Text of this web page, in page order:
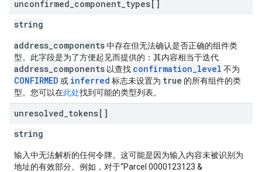
unconfirmed component types[]
string
address_components中存在但无法确认是否正确的组件类
型。此字段是为了方便起见而提供的：其内容相当于迭代
address_components 以查找 confirmation_level 不为
CONFIRMED 或 inferred 标志未设置为 true 的所有组件的类
型。您可以在此处找到可能的类型列表。
unresolved tokens[]
string
输入中无法解析的任何令牌。这可能是因为输入内容未被识别为
地址的有效部分。例如，对于“Parcel 0000123123 &